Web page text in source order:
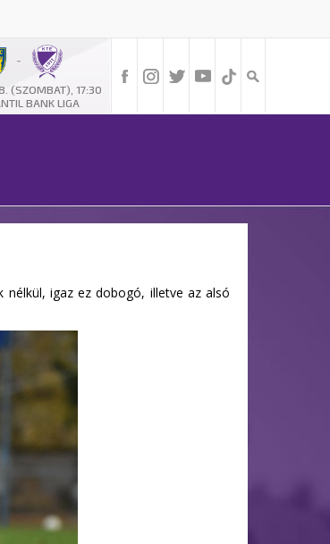
-
(SZOMBAT), 17:30
BANK LIGA
nélkül, igaz ez dobogó, illetve az alsó